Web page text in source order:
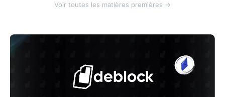
Voir toutes les matières premières →